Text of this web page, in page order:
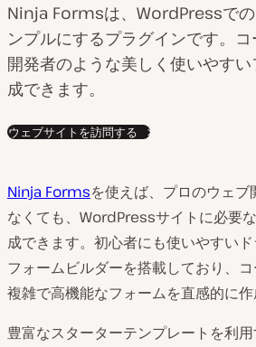
Ninja Formsは、WordPressで
ンプルにするプラグインです。
開発者のような美しく使いやす
成できます。
ウェブサイトを訪問する
Ninja Formsを使えば、プロのウェ
なくても、WordPressサイトに必要
成できます。初心者にも使いやすい
フォームビルダーを搭載しており、コ
複雑で高機能なフォームを直感的に作
豊富なスターターテンプレートを利